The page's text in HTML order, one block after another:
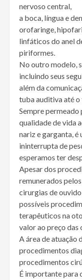
nervoso central,
a boca, língua e
orofaringe,
linfáticos do anel
piriformes.
No outro modelo,
incluindo seus
além da
tuba auditiva até
Sempre
qualidade de vida
nariz e garganta, é
ininterrupta de
esperamos ter
Apesar dos
remunerados
cirurgias de
possíveis
terapêuticos na
valor ao preço das
A área de atuação
procedimentos
procedimentos
É importante para